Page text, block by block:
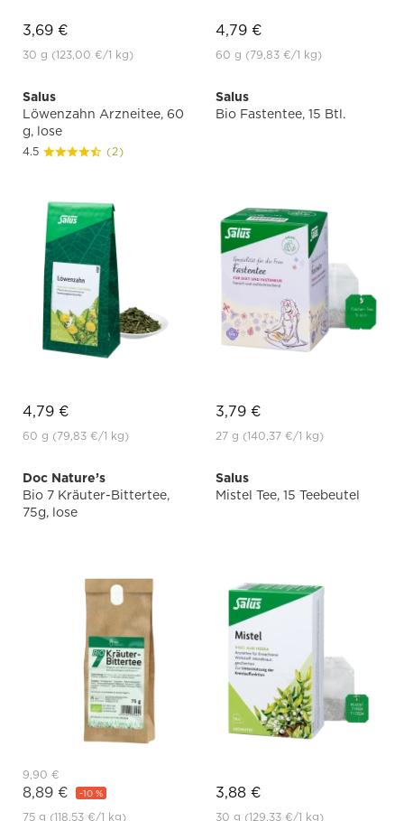
3,69 €
30 g (123,00 €/1 kg)
4,79 €
60 g (79,83 €/1 kg)
Salus
Löwenzahn Arzneitee, 60
g, lose
4.5 (2)
4,79 €
60 g (79,83 €/1 kg)
Salus
Bio Fastentee, 15 Btl.
3,79 €
27 g (140,37 €/1 kg)
Doc Nature’s
Bio 7 Kräuter-Bittertee,
75g, lose
9,90 €
8,89 € -10 %
75 g (118,53 €/1 kg)
Salus
Mistel Tee, 15 Teebeutel
3,88 €
30 g (129,33 €/1 kg)